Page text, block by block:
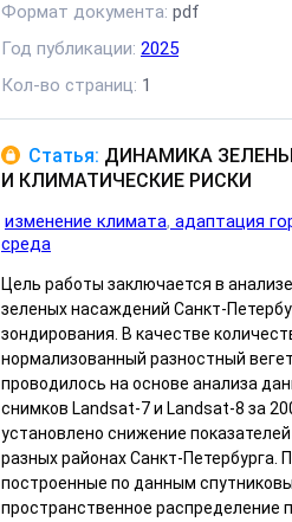
Формат документа: pdf
Год публикации: 2025
Кол-во страниц: 1
Статья: ДИНАМИКА
И КЛИМАТИЧЕСКИЕ РИСКИ
изменение климата адаптация
среда
Цель работы заключается в
зеленых насаждений Санкт-
зондирования. В качестве
нормализованный разностный
проводилось на основе анализа
снимков Landsat-7 и Landsat-8 за
установлено снижение
разных районах Санкт-Петербурга.
построенные по данным
пространственное распределение